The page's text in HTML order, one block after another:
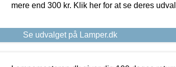
mere end 300 kr. Klik her for at se deres
Se udvalget på Lamper.dk